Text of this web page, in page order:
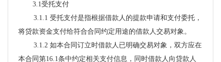
3.1受托支付
3.1.1 受托支付是指根据借款人的提款申请和支付委托，
将贷款资金支付给符合合同约定用途的借款人交易对象。
3.1.2 如本合同订立时借款人已明确交易对象，双方应在
本合同第16.1条中约定相关支付信息，同时借款人向贷款人